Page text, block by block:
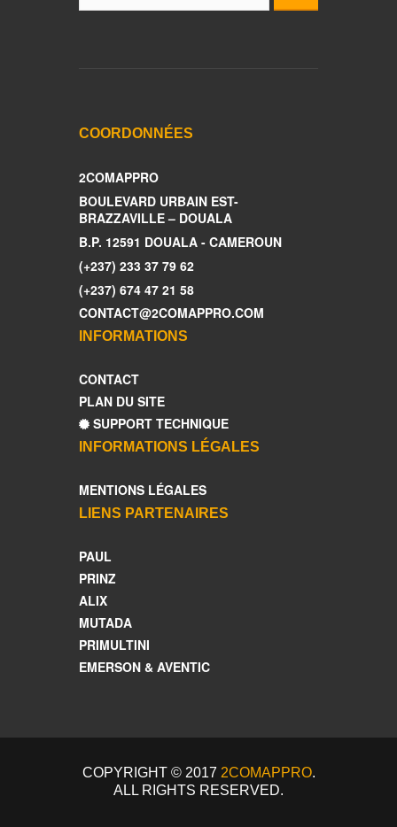
COORDONNÉES
2COMAPPRO
BOULEVARD URBAIN EST-
BRAZZAVILLE – DOUALA
B.P. 12591 DOUALA - CAMEROUN
(+237) 233 37 79 62
(+237) 674 47 21 58
CONTACT@2COMAPPRO.COM
INFORMATIONS
CONTACT
PLAN DU SITE
SUPPORT TECHNIQUE
INFORMATIONS LÉGALES
MENTIONS LÉGALES
LIENS PARTENAIRES
PAUL
PRINZ
ALIX
MUTADA
PRIMULTINI
EMERSON & AVENTIC
COPYRIGHT © 2017 2COMAPPRO.
ALL RIGHTS RESERVED.